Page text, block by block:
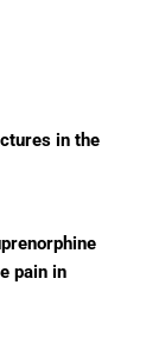
in the
pain in